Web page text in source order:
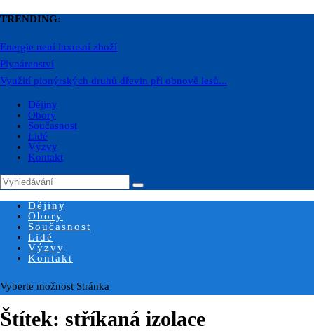
TRENDING:
Energie není luxusní zboží
Plynárenství
Využití pionýrských druhů dřevin při obnově lesů...
Dějiny
Obory
Současnost
Lidé
Výzvy
Kontakt
Dějiny
Obory
Současnost
Lidé
Výzvy
Kontakt
Vyberte možnost Stránka
Štítek: stříkaná izolace